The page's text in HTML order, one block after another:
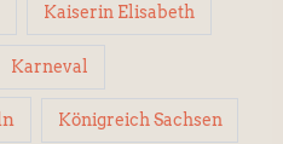
Kaiserin Elisabeth
Karneval
Königreich Sachsen